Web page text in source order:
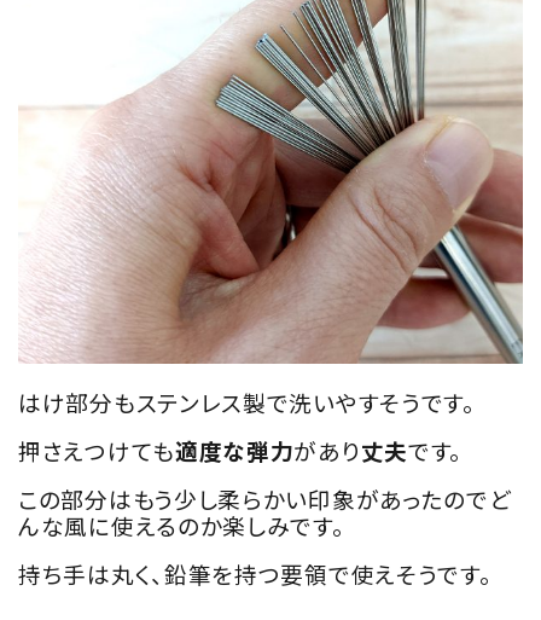
はけ部分もステンレス製で洗いやすそうです。
押さえつけても適度な弾力があり丈夫です。
この部分はもう少し柔らかい印象があったのでど
んな風に使えるのか楽しみです。
持ち手は丸く、鉛筆を持つ要領で使えそうです。